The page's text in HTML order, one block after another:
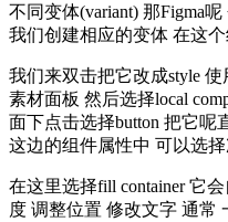
不同变体(variant) 那Figma
我们创建相应的变体 在这
我们来双击把它改成style
素材面板 然后选择local
面下点击选择button 把它呢
这边的组件属性中 可以选
在这里选择fill container 它
度 调整位置 修改文字 通常